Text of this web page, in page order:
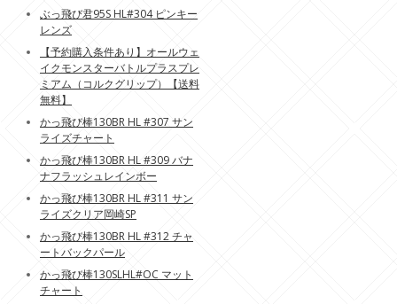
ぶっ飛び君95S HL#304 ピンキー
レンズ
【予約購入条件あり】オールウェ
イクモンスターバトルプラスプレ
ミアム（コルクグリップ）【送料
無料】
かっ飛び棒130BR HL #307 サン
ライズチャート
かっ飛び棒130BR HL #309 バナ
ナフラッシュレインボー
かっ飛び棒130BR HL #311 サン
ライズクリア岡崎SP
かっ飛び棒130BR HL #312 チャ
ートバックパール
かっ飛び棒130SLHL#OC マット
チャート